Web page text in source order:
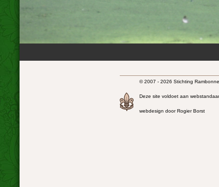
© 2007 - 2026 Stichting
Deze site voldoet aan
webdesign door Rogier Borst